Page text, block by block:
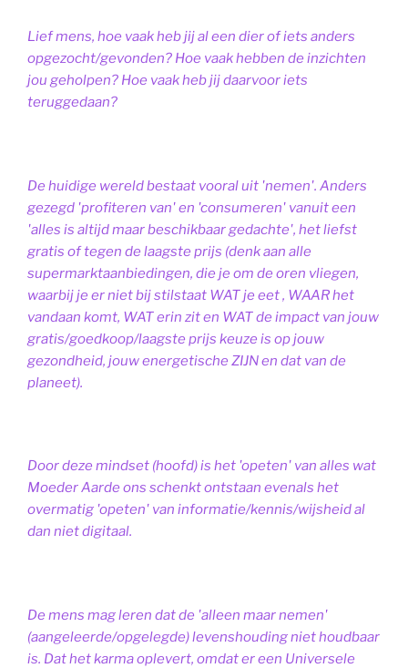
Lief mens, hoe vaak heb jij al een dier of iets anders
opgezocht/gevonden? Hoe vaak hebben de inzichten
jou geholpen? Hoe vaak heb jij daarvoor iets
teruggedaan?
De huidige wereld bestaat vooral uit 'nemen'. Anders
gezegd 'profiteren van' en 'consumeren' vanuit een
'alles is altijd maar beschikbaar gedachte', het liefst
gratis of tegen de laagste prijs (denk aan alle
supermarktaanbiedingen, die je om de oren vliegen,
waarbij je er niet bij stilstaat WAT je eet , WAAR het
vandaan komt, WAT erin zit en WAT de impact van jouw
gratis/goedkoop/laagste prijs keuze is op jouw
gezondheid, jouw energetische ZIJN en dat van de
planeet).
Door deze mindset (hoofd) is het 'opeten' van alles wat
Moeder Aarde ons schenkt ontstaan evenals het
overmatig 'opeten' van informatie/kennis/wijsheid al
dan niet digitaal.
De mens mag leren dat de 'alleen maar nemen'
(aangeleerde/opgelegde) levenshouding niet houdbaar
is. Dat het karma oplevert, omdat er een Universele